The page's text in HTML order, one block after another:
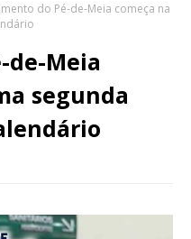
do Pé-de-Meia começa na
de-Meia
segunda